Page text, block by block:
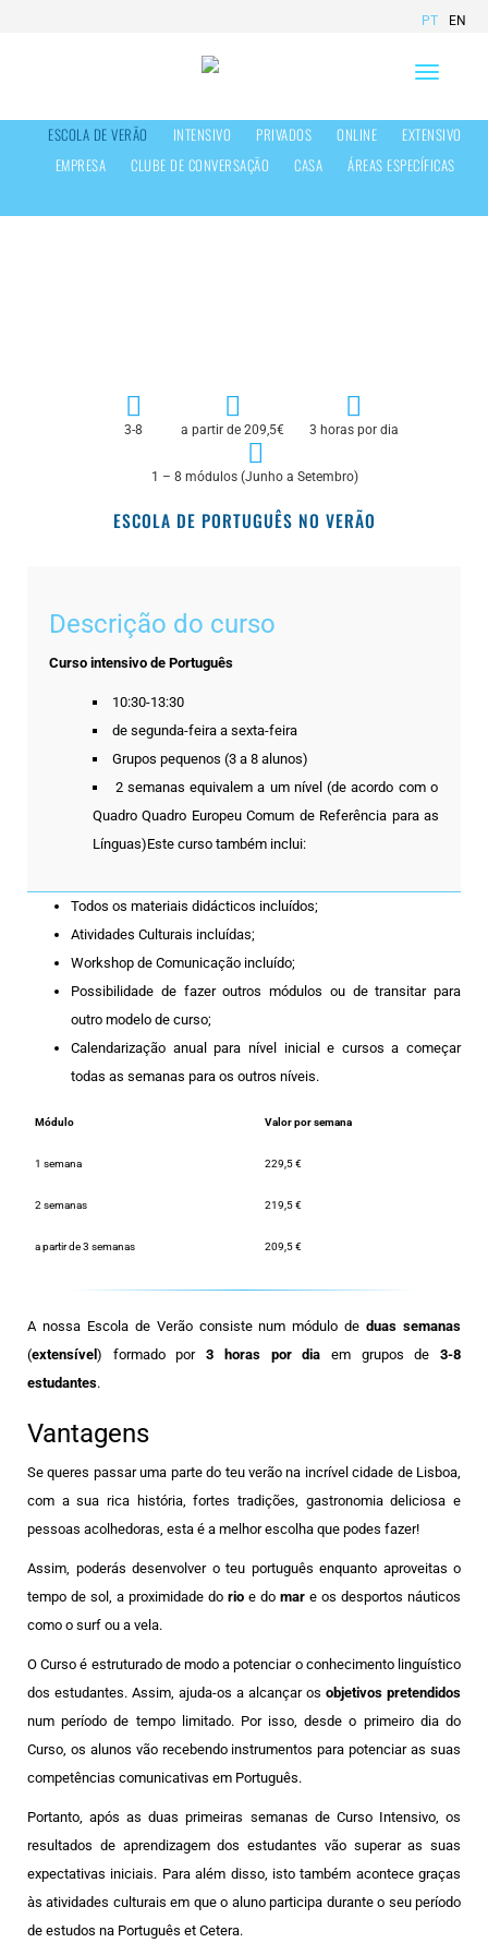
PT EN
Toggle
ESCOLA DE VERÃO INTENSIVO PRIVADOS ONLINE
EXTENSIVO
EMPRESA
CLUBE DE CONVERSAÇÃO CASA ÁREAS ESPECÍFICAS
3-8 a partir de 209,5€ 3 horas por dia
1 – 8 módulos (Junho a Setembro)
ESCOLA DE PORTUGUÊS NO VERÃO
Descrição do curso
Curso intensivo de Português
10:30-13:30
de segunda-feira a sexta-feira
Grupos pequenos (3 a 8 alunos)
2 semanas equivalem a um nível (de acordo com o
Quadro Quadro Europeu Comum de Referência para as
Línguas)Este curso também inclui:
Todos os materiais didácticos incluídos;
Atividades Culturais incluídas;
Workshop de Comunicação incluído;
Possibilidade de fazer outros módulos ou de transitar para
outro modelo de curso;
Calendarização anual para nível inicial e cursos a começar
todas as semanas para os outros níveis.
Módulo Valor por semana
1 semana 229,5 €
2 semanas 219,5 €
a partir de 3 semanas 209,5 €
A nossa Escola de Verão consiste num módulo deduas semanas
(extensível ) formado por3 horas por dia em grupos de3-8
estudantes.
Vantagens
Se queres passar uma parte do teu verão na incrível cidade de Lisboa,
com a sua rica história, fortes tradições, gastronomia deliciosa e
pessoas acolhedoras, esta é a melhor escolha que podes fazer!
Assim, poderás desenvolver o teu português enquanto aproveitas o
tempo de sol, a proximidade do rio e do mar e os desportos náuticos
como o surf ou a vela.
O Curso é estruturado de modo a potenciar o conhecimento linguístico
dos estudantes. Assim, ajuda-os a alcançar os objetivos pretendidos
num período de tempo limitado. Por isso, desde o primeiro dia do
Curso, os alunos vão recebendo instrumentos para potenciar as suas
competências comunicativas em Português.
Portanto, após as duas primeiras semanas de Curso Intensivo, os
resultados de aprendizagem dos estudantes vão superar as suas
expectativas iniciais. Para além disso, isto também acontece graças
às atividades culturais em que o aluno participa durante o seu período
de estudos na Português et Cetera.